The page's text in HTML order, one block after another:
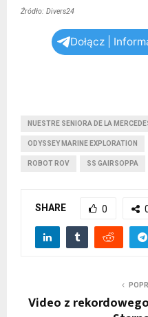
Źródło: Divers24
Dołącz |
NUESTRE SENIORA DE LA
ODYSSEY MARINE EXPLORATION
ROBOT ROV SS GAIRSOPPA
SHARE 0
Video z